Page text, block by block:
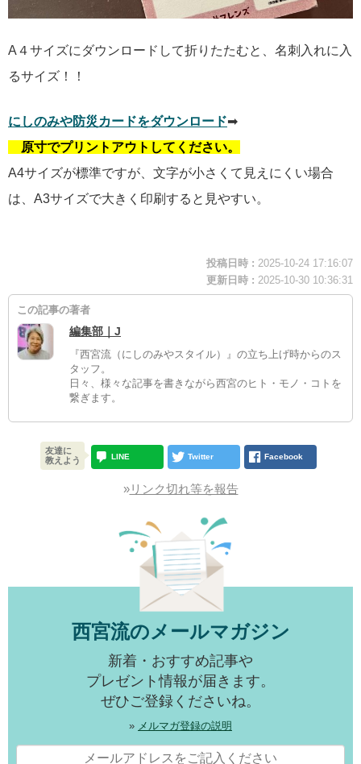
A４サイズにダウンロードして折りたたむと、名刺入れに入
るサイズ！！
にしのみや防災カードをダウンロード➡︎
原寸でプリントアウトしてください。
A4サイズが標準ですが、文字が小さくて見えにくい場合
は、A3サイズで大きく印刷すると見やすい。
投稿日時 : 2025-10-24 17:16:07
更新日時 : 2025-10-30 10:36:31
この記事の著者
編集部｜J
『西宮流（にしのみやスタイル）』の立ち上げ時からのス
タッフ。
日々、様々な記事を書きながら西宮のヒト・モノ・コトを
繋ぎます。
友達に
教えよう
LINE Twitter Facebook
»リンク切れ等を報告
西宮流のメールマガジン
新着・おすすめ記事や
プレゼント情報が届きます。
ぜひご登録くださいね。
» メルマガ登録の説明